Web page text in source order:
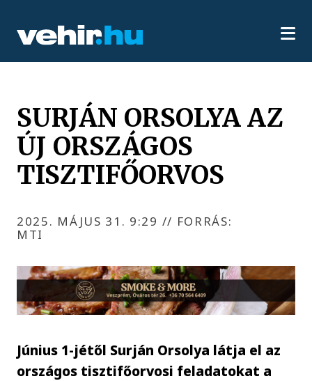
SURJÁN ORSOLYA AZ
ÚJ ORSZÁGOS
TISZTIFŐORVOS
2025. MÁJUS 31. 9:29 // FORRÁS:
MTI
Június 1-jétől Surján Orsolya látja el az
országos tisztifőorvosi feladatokat a